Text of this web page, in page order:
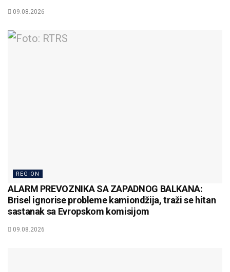
09.08.2026
REGION
ALARM PREVOZNIKA SA ZAPADNOG BALKANA:
Brisel ignorise probleme kamiondžija, traži se hitan
sastanak sa Evropskom komisijom
09.08.2026